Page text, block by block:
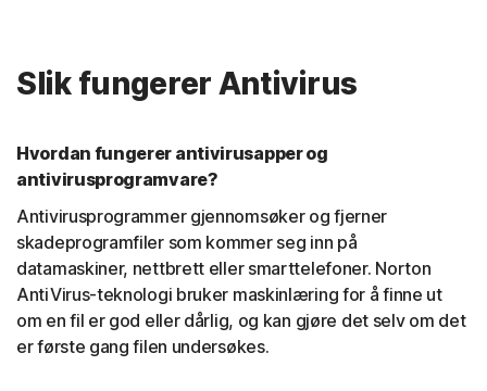
Slik fungerer Antivirus
Hvordan fungerer antivirusapper og
antivirusprogramvare?
Antivirusprogrammer gjennomsøker og fjerner
skadeprogramfiler som kommer seg inn på
datamaskiner, nettbrett eller smarttelefoner. Norton
AntiVirus-teknologi bruker maskinlæring for å finne ut
om en fil er god eller dårlig, og kan gjøre det selv om det
er første gang filen undersøkes.